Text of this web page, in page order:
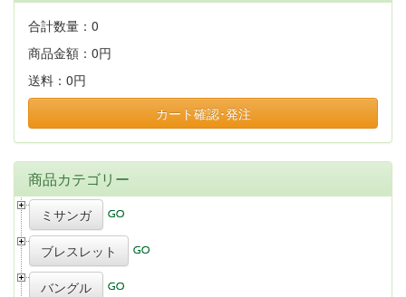
合計数量： 0
商品金額： 0円
送料： 0円
カート確認･発注
商品カテゴリー
ミサンガ
ブレスレット
バングル